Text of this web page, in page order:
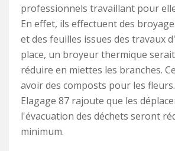
professionnels travaillant pour
En effet, ils effectuent des
et des feuilles issues des travaux
place, un broyeur thermique
réduire en miettes les branches.
avoir des composts pour les
Elagage 87 rajoute que les
l'évacuation des déchets seront
minimum.